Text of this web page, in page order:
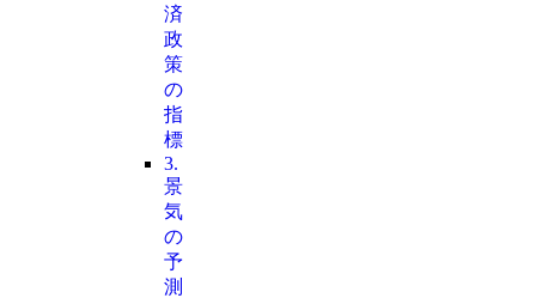
済
政
策
の
指
標
3.
景
気
の
予
測